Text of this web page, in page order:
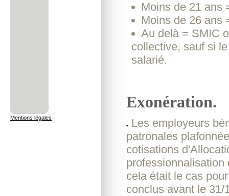
Mentions légales
Moins de 21 ans
Moins de 26 ans
Au delà = SMIC
collective, sauf si
salarié.
Exonération.
Les employeurs
patronales
cotisations
professionnalisation
cela était le cas
conclus avant le 31/